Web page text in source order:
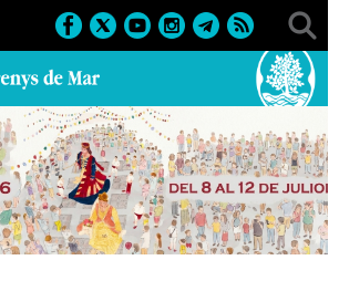
> 08-07-
> 2019 > Sant Zenon